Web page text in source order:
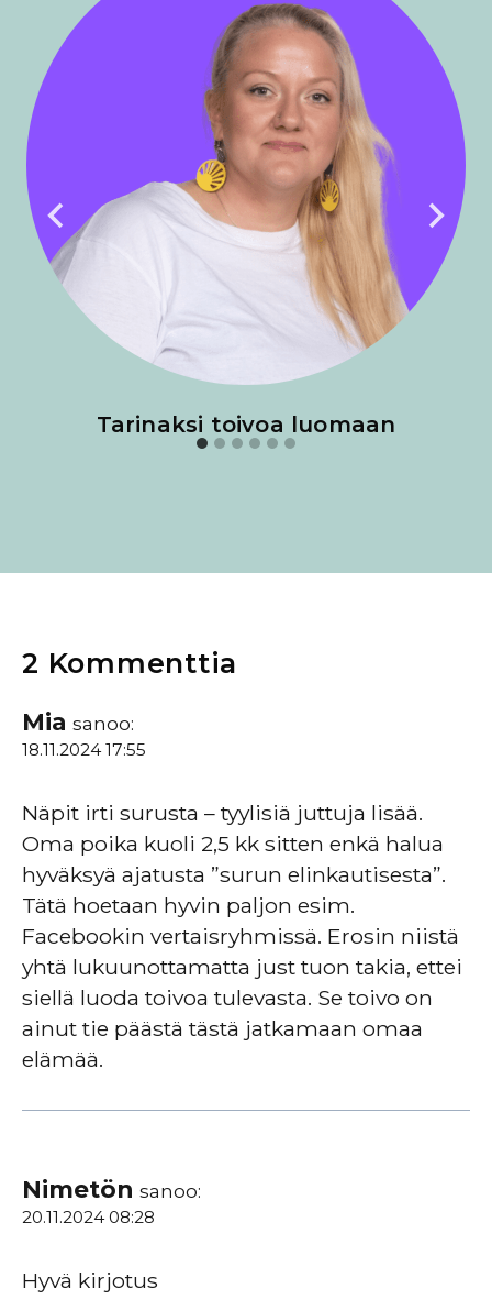
Tarinaksi toivoa luomaan
2 Kommenttia
Mia sanoo:
18.11.2024 17:55
Näpit irti surusta – tyylisiä juttuja lisää.
Oma poika kuoli 2,5 kk sitten enkä halua
hyväksyä ajatusta ”surun elinkautisesta”.
Tätä hoetaan hyvin paljon esim.
Facebookin vertaisryhmissä. Erosin niistä
yhtä lukuunottamatta just tuon takia, ettei
siellä luoda toivoa tulevasta. Se toivo on
ainut tie päästä tästä jatkamaan omaa
elämää.
Nimetön sanoo:
20.11.2024 08:28
Hyvä kirjotus